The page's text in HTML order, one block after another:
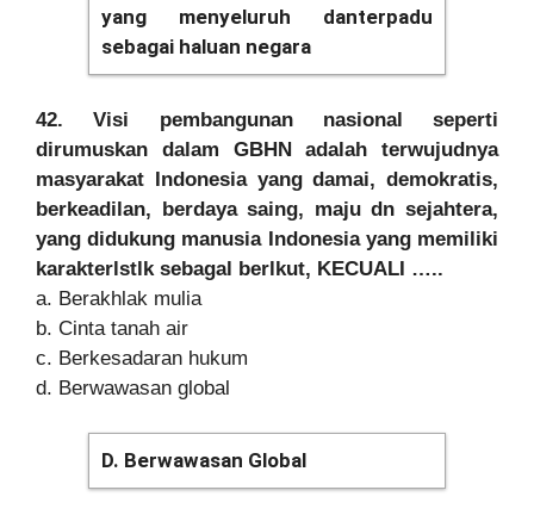
yang menyeluruh danterpadu
sebagai haluan negara
42. Visi pembangunan nasional seperti
dirumuskan dalam GBHN adalah terwujudnya
masyarakat Indonesia yang damai, demokratis,
berkeadilan, berdaya saing, maju dn sejahtera,
yang didukung manusia Indonesia yang memiliki
karakterlstlk sebagal berlkut, KECUALI …..
a. Berakhlak mulia
b. Cinta tanah air
c. Berkesadaran hukum
d. Berwawasan global
D. Berwawasan Global